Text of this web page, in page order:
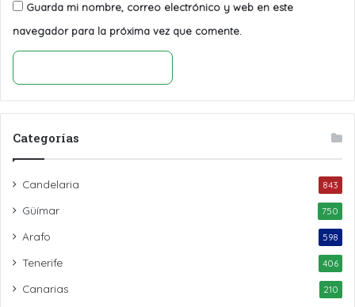
Guarda mi nombre, correo electrónico y web en este
navegador para la próxima vez que comente.
Categorías
Candelaria 843
Güímar 750
Arafo 598
Tenerife 406
Canarias 210